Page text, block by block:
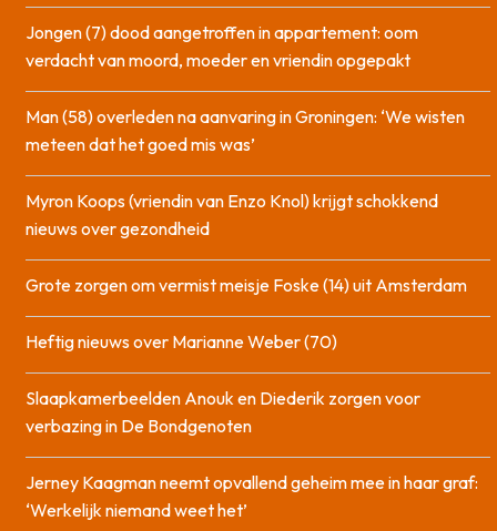
Jongen (7) dood aangetroffen in appartement: oom
verdacht van moord, moeder en vriendin opgepakt
Man (58) overleden na aanvaring in Groningen: ‘We wisten
meteen dat het goed mis was’
Myron Koops (vriendin van Enzo Knol) krijgt schokkend
nieuws over gezondheid
Grote zorgen om vermist meisje Foske (14) uit Amsterdam
Heftig nieuws over Marianne Weber (70)
Slaapkamerbeelden Anouk en Diederik zorgen voor
verbazing in De Bondgenoten
Jerney Kaagman neemt opvallend geheim mee in haar graf:
‘Werkelijk niemand weet het’